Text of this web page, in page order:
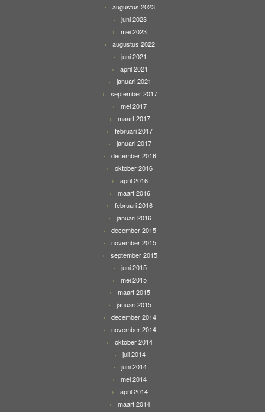
augustus 2023
juni 2023
mei 2023
augustus 2022
juni 2021
april 2021
januari 2021
september 2017
mei 2017
maart 2017
februari 2017
januari 2017
december 2016
oktober 2016
april 2016
maart 2016
februari 2016
januari 2016
december 2015
november 2015
september 2015
juni 2015
mei 2015
maart 2015
januari 2015
december 2014
november 2014
oktober 2014
juli 2014
juni 2014
mei 2014
april 2014
maart 2014